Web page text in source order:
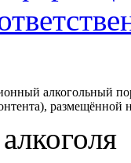
алкогольный
размещённой